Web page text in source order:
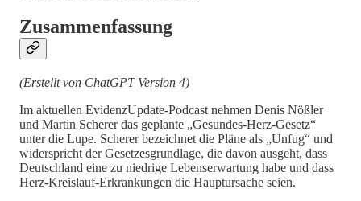
Zusammenfassung
(Erstellt von ChatGPT Version 4)
Im aktuellen EvidenzUpdate-Podcast nehmen Denis Nößler
und Martin Scherer das geplante „Gesundes-Herz-Gesetz“
unter die Lupe. Scherer bezeichnet die Pläne als „Unfug“ und
widerspricht der Gesetzesgrundlage, die davon ausgeht, dass
Deutschland eine zu niedrige Lebenserwartung habe und dass
Herz-Kreislauf-Erkrankungen die Hauptursache seien.